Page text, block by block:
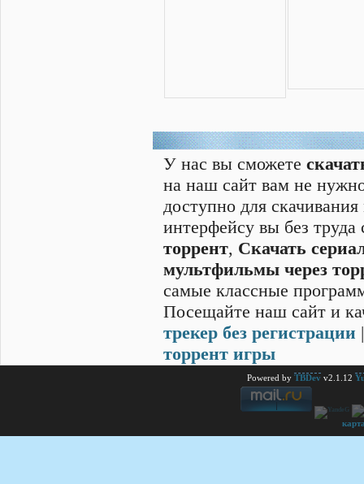
У нас вы сможете
на наш сайт вам не
доступно для
интерфейсу вы без
торрент, Скачать
мультфильмы через
самые классные
Посещайте наш сайт и
трекер без регистрации
торрент игры
Powered by TBDev v2.1.12